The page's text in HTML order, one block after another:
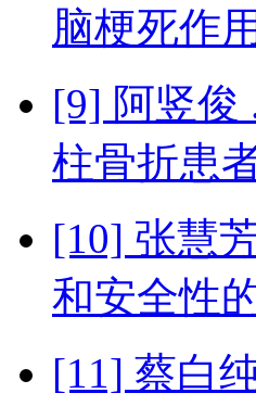
脑梗死作
[9] 阿竖俊
柱骨折患
[10] 张慧
和安全性
[11] 蔡白